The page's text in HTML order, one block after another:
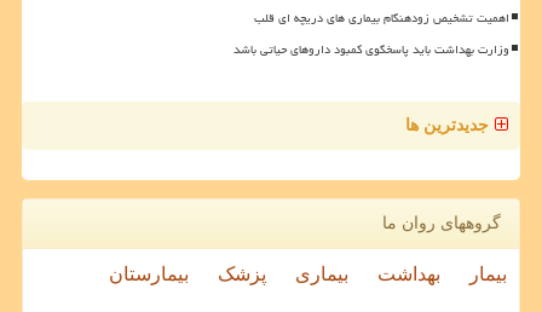
اهمیت تشخیص زودهنگام بیماری های دریچه ای قلب
وزارت بهداشت باید پاسخگوی کمبود داروهای حیاتی باشد
جدیدترین ها
گروههای روان ما
بیمار بهداشت بیماری پزشک بیمارستان